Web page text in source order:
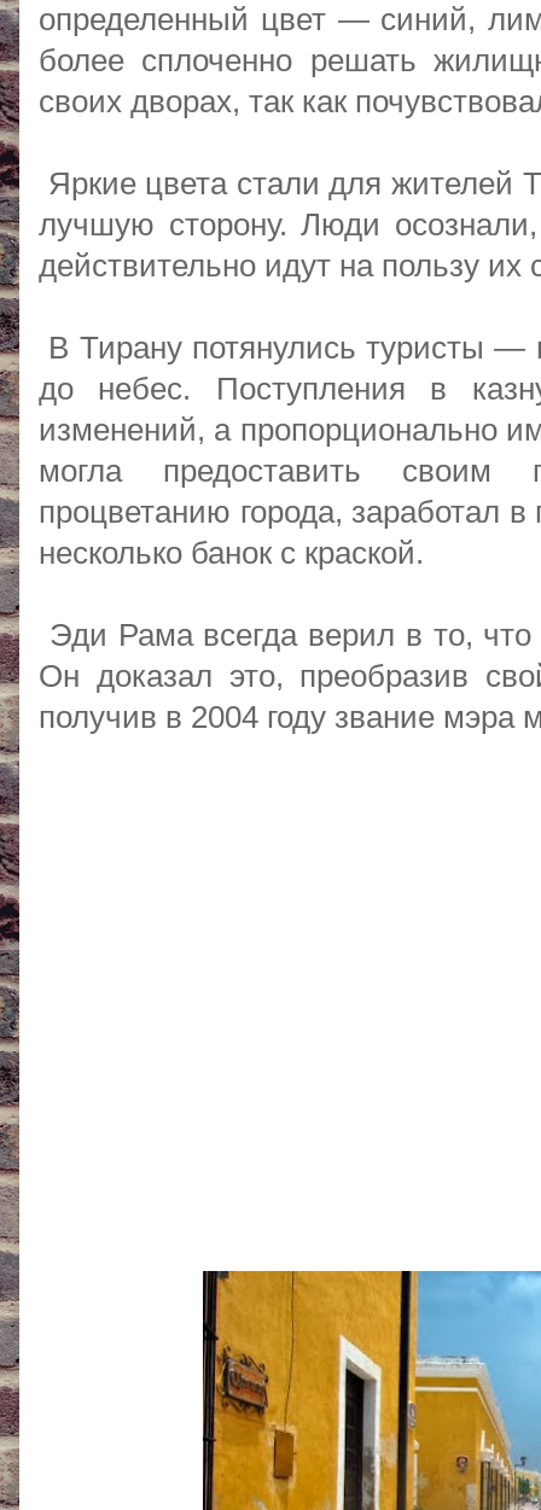
определенный цвет — синий,
более сплоченно решать
своих дворах, так как
Яркие цвета стали для жителей
лучшую сторону. Люди
действительно идут на пользу
В Тирану потянулись туристы —
до небес. Поступления в
изменений, а пропорционально
могла предоставить
процветанию города, заработал в
несколько банок с краской.
Эди Рама всегда верил в то,
Он доказал это, преобразив
получив в 2004 году звание мэра